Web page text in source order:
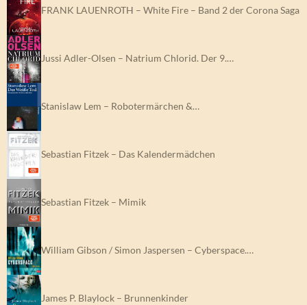
FRANK LAUENROTH – White Fire – Band 2 der Corona Saga
Jussi Adler-Olsen – Natrium Chlorid. Der 9.…
Stanislaw Lem – Robotermärchen &…
Sebastian Fitzek – Das Kalendermädchen
Sebastian Fitzek – Mimik
William Gibson / Simon Jaspersen – Cyberspace.…
James P. Blaylock – Brunnenkinder